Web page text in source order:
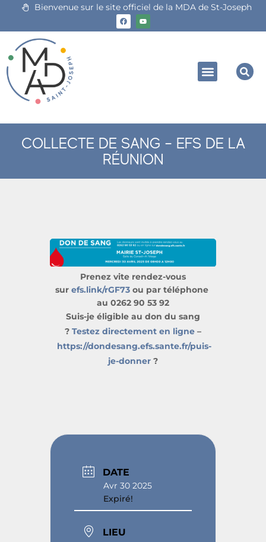
Bienvenue sur le site officiel de la MDA de St-Joseph
COLLECTE DE SANG – EFS DE LA
RÉUNION
Prenez vite rendez-vous
sur efs.link/rGF73 ou par téléphone
au 0262 90 53 92
Suis-je éligible au don du sang
? Testez directement en ligne –
https://dondesang.efs.sante.fr/puis-
je-donner ?
DATE
Avr 30 2025
Expiré!
LIEU